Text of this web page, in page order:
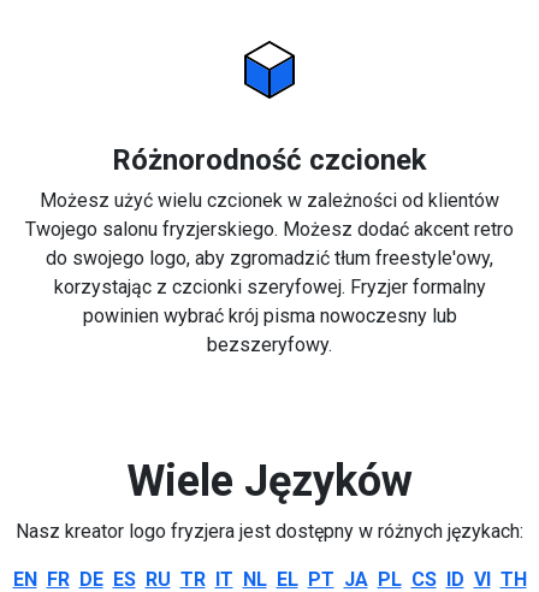
Różnorodność czcionek
Możesz użyć wielu czcionek w zależności od klientów
Twojego salonu fryzjerskiego. Możesz dodać akcent retro
do swojego logo, aby zgromadzić tłum freestyle'owy,
korzystając z czcionki szeryfowej. Fryzjer formalny
powinien wybrać krój pisma nowoczesny lub
bezszeryfowy.
Wiele Języków
Nasz kreator logo fryzjera jest dostępny w różnych językach:
EN FR DE ES RU TR IT NL EL PT JA PL CS ID VI TH